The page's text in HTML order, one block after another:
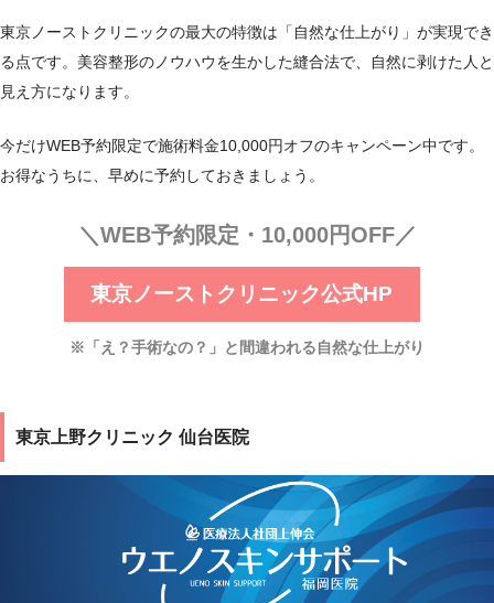
東京ノーストクリニックの最大の特徴は「自然な仕上がり」が実現でき
る点です。美容整形のノウハウを生かした縫合法で、自然に剥けた人と
見え方になります。
今だけWEB予約限定で施術料金10,000円オフのキャンペーン中です。
お得なうちに、早めに予約しておきましょう。
＼WEB予約限定・10,000円OFF／
東京ノーストクリニック公式HP
※「え？手術なの？」と間違われる自然な仕上がり
東京上野クリニック 仙台医院